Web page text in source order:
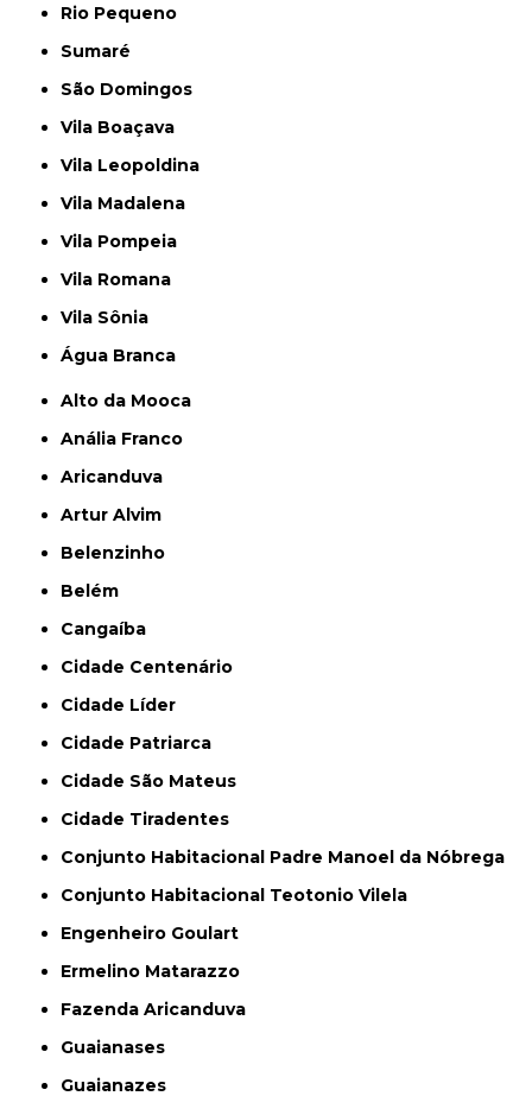
Rio Pequeno
Sumaré
São Domingos
Vila Boaçava
Vila Leopoldina
Vila Madalena
Vila Pompeia
Vila Romana
Vila Sônia
Água Branca
Alto da Mooca
Anália Franco
Aricanduva
Artur Alvim
Belenzinho
Belém
Cangaíba
Cidade Centenário
Cidade Líder
Cidade Patriarca
Cidade São Mateus
Cidade Tiradentes
Conjunto Habitacional Padre Manoel da Nóbrega
Conjunto Habitacional Teotonio Vilela
Engenheiro Goulart
Ermelino Matarazzo
Fazenda Aricanduva
Guaianases
Guaianazes